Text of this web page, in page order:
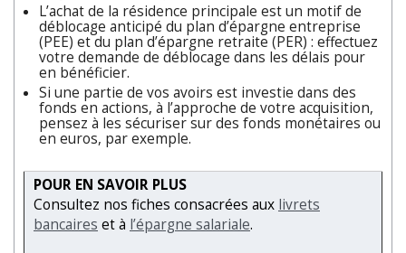
L’achat de la résidence principale est un motif de
déblocage anticipé du plan d’épargne entreprise
(PEE) et du plan d’épargne retraite (PER) : effectuez
votre demande de déblocage dans les délais pour
en bénéficier.
Si une partie de vos avoirs est investie dans des
fonds en actions, à l’approche de votre acquisition,
pensez à les sécuriser sur des fonds monétaires ou
en euros, par exemple.
POUR EN SAVOIR PLUS
Consultez nos fiches consacrées aux livrets
bancaires et à l’épargne salariale.